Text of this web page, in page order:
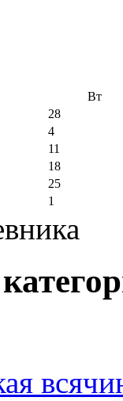
Вт
28
4
11
18
25
1